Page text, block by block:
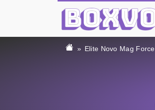
Elite Novo Mag Force